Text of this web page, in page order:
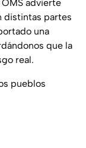
advierte
distintas partes
una
que la
real.
pueblos